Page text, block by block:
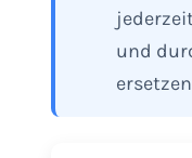
und